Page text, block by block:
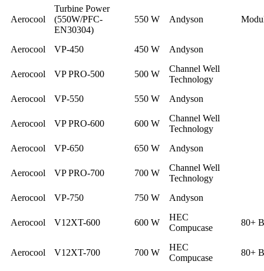
Aerocool
Turbine Power
(550W/PFC-
EN30304)
550 W Andyson
Aerocool VP-450 450 W Andyson
Aerocool VP PRO-500 500 W
Channel Well
Technology
Aerocool
VP-550 550 W Andyson
Aerocool VP PRO-600 600 W
Channel Well
Technology
Aerocool
VP-650 650 W Andyson
Aerocool VP PRO-700 700 W
Channel Well
Technology
Aerocool
VP-750 750 W Andyson
Aerocool V12XT-600 600 W
HEC
Compucase
80+
Aerocool V12XT-700 700 W
HEC
Compucase
80+